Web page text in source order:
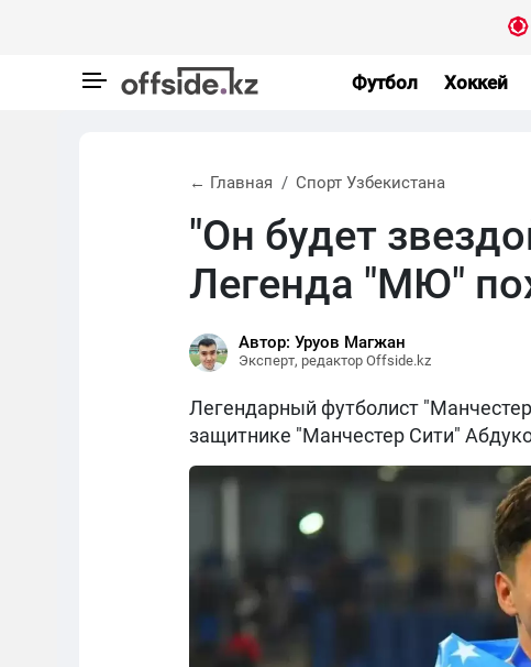
Футбол Хоккей
← Главная Спорт Узбекистана
"Он будет
Легенда "МЮ"
Автор: Уруов Магжан
Эксперт, редактор Offside.kz
Легендарный футболист
защитнике "Манчестер Сити"